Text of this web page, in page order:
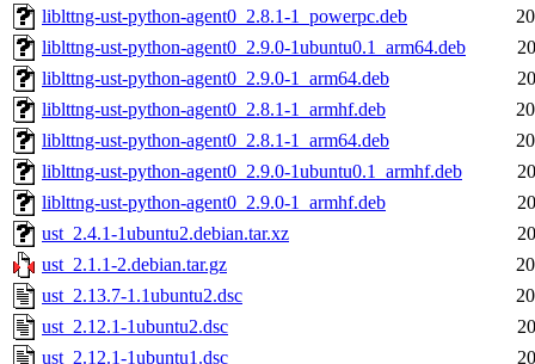
liblttng-ust-python-agent0_2.8.1-1_powerpc.deb
liblttng-ust-python-agent0_2.9.0-1ubuntu0.1_arm64.deb
liblttng-ust-python-agent0_2.9.0-1_arm64.deb
liblttng-ust-python-agent0_2.8.1-1_armhf.deb
liblttng-ust-python-agent0_2.8.1-1_arm64.deb
liblttng-ust-python-agent0_2.9.0-1ubuntu0.1_armhf.deb
liblttng-ust-python-agent0_2.9.0-1_armhf.deb
ust_2.4.1-1ubuntu2.debian.tar.xz
ust_2.1.1-2.debian.tar.gz
ust_2.13.7-1.1ubuntu2.dsc
ust_2.12.1-1ubuntu2.dsc
ust_2.12.1-1ubuntu1.dsc